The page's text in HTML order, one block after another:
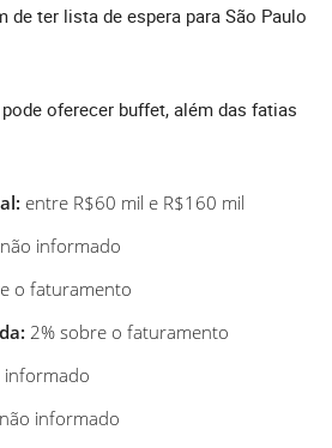
de ter lista de espera para São Paulo
oferecer buffet, além das fatias
entre R$60 mil e R$160 mil
não informado
o faturamento
2% sobre o faturamento
informado
não informado